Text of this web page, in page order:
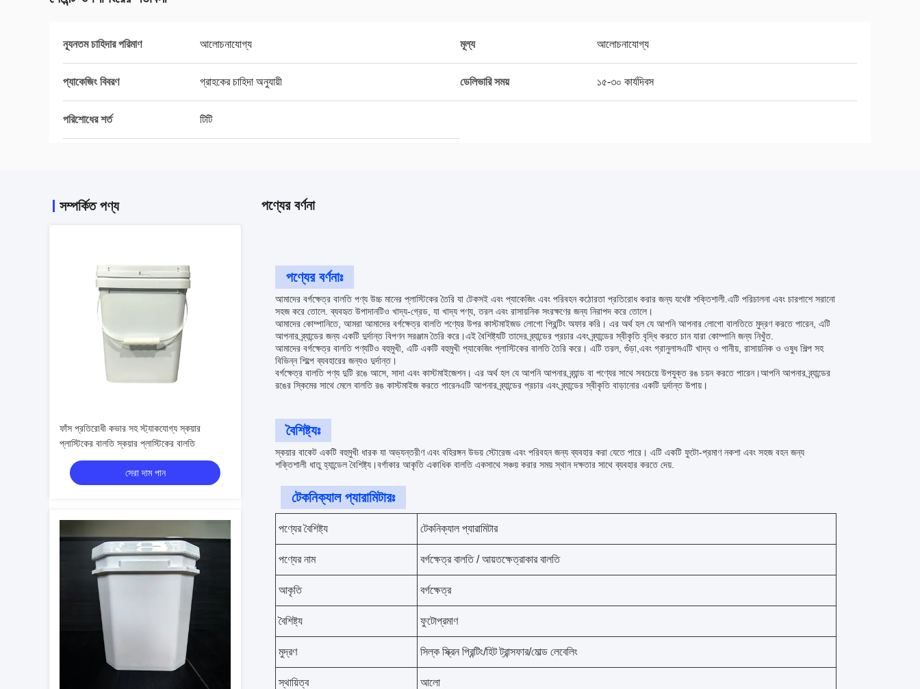
ন্যূনতম চাহিদার পরিমাণ আলোচনাযোগ্য মূল্য আলোচনাযোগ্য
প্যাকেজিং বিবরণ গ্রাহকের চাহিদা অনুযায়ী ডেলিভারি সময় ১৫-৩০ কার্যদিবস
পরিশোধের শর্ত টিটি
সম্পর্কিত পণ্য
ফাঁস প্রতিরোধী কভার সহ স্ট্যাকযোগ্য স্কয়ার
প্লাস্টিকের বালতি স্কয়ার প্লাস্টিকের বালতি
সেরা দাম পান
পণ্যের বর্ণনা
পণ্যের বর্ণনাঃ
আমাদের বর্গক্ষেত্র বালতি পণ্য উচ্চ মানের প্লাস্টিকের তৈরি যা টেকসই এবং প্যাকেজিং এবং পরিবহন কঠোরতা প্রতিরোধ করার জন্য যথেষ্ট শক্তিশালী.এটি পরিচালনা এবং চারপাশে সরানো
সহজ করে তোলে. ব্যবহৃত উপাদানটিও খাদ্য-গ্রেড, যা খাদ্য পণ্য, তরল এবং রাসায়নিক সংরক্ষণের জন্য নিরাপদ করে তোলে।
আমাদের কোম্পানিতে, আমরা আমাদের বর্গক্ষেত্র বালতি পণ্যের উপর কাস্টমাইজড লোগো প্রিন্টিং অফার করি। এর অর্থ হল যে আপনি আপনার লোগো বালতিতে মুদ্রণ করতে পারেন, এটি
আপনার ব্র্যান্ডের জন্য একটি দুর্দান্ত বিপণন সরঞ্জাম তৈরি করে।এই বৈশিষ্ট্যটি তাদের ব্র্যান্ডের প্রচার এবং ব্র্যান্ডের স্বীকৃতি বৃদ্ধি করতে চান যারা কোম্পানি জন্য নিখুঁত.
আমাদের বর্গক্ষেত্র বালতি পণ্যটিও বহুমুখী, এটি একটি বহুমুখী প্যাকেজিং প্লাস্টিকের বালতি তৈরি করে। এটি তরল, গুঁড়া,এবং গ্রানুলাসএটি খাদ্য ও পানীয়, রাসায়নিক ও ওষুধ শিল্প সহ
বিভিন্ন শিল্পে ব্যবহারের জন্যও দুর্দান্ত।
বর্গক্ষেত্র বালতি পণ্য দুটি রঙে আসে, সাদা এবং কাস্টমাইজেশন। এর অর্থ হল যে আপনি আপনার ব্র্যান্ড বা পণ্যের সাথে সবচেয়ে উপযুক্ত রঙ চয়ন করতে পারেন।আপনি আপনার ব্র্যান্ডের
রঙের স্কিমের সাথে মেলে বালতি রঙ কাস্টমাইজ করতে পারেনএটি আপনার ব্র্যান্ডের প্রচার এবং ব্র্যান্ডের স্বীকৃতি বাড়ানোর একটি দুর্দান্ত উপায়।
বৈশিষ্ট্যঃ
স্কয়ার বাকেট একটি বহুমুখী ধারক যা অভ্যন্তরীণ এবং বহিরঙ্গন উভয় স্টোরেজ এবং পরিবহন জন্য ব্যবহার করা যেতে পারে। এটি একটি ফুটো-প্রমাণ নকশা এবং সহজ বহন জন্য
শক্তিশালী ধাতু হ্যান্ডেল বৈশিষ্ট্য।বর্গাকার আকৃতি একাধিক বালতি একসাথে সঞ্চয় করার সময় স্থান দক্ষতার সাথে ব্যবহার করতে দেয়.
টেকনিক্যাল প্যারামিটারঃ
পণ্যের বৈশিষ্ট্য টেকনিক্যাল প্যারামিটার
পণ্যের নাম বর্গক্ষেত্র বালতি / আয়তক্ষেত্রাকার বালতি
আকৃতি বর্গক্ষেত্র
বৈশিষ্ট্য ফুটোপ্রমাণ
মুদ্রণ সিল্ক স্ক্রিন প্রিন্টিং/হিট ট্রান্সফার/মোল্ড লেবেলিং
স্থায়িত্ব আলো